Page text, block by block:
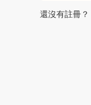
還沒有註冊？